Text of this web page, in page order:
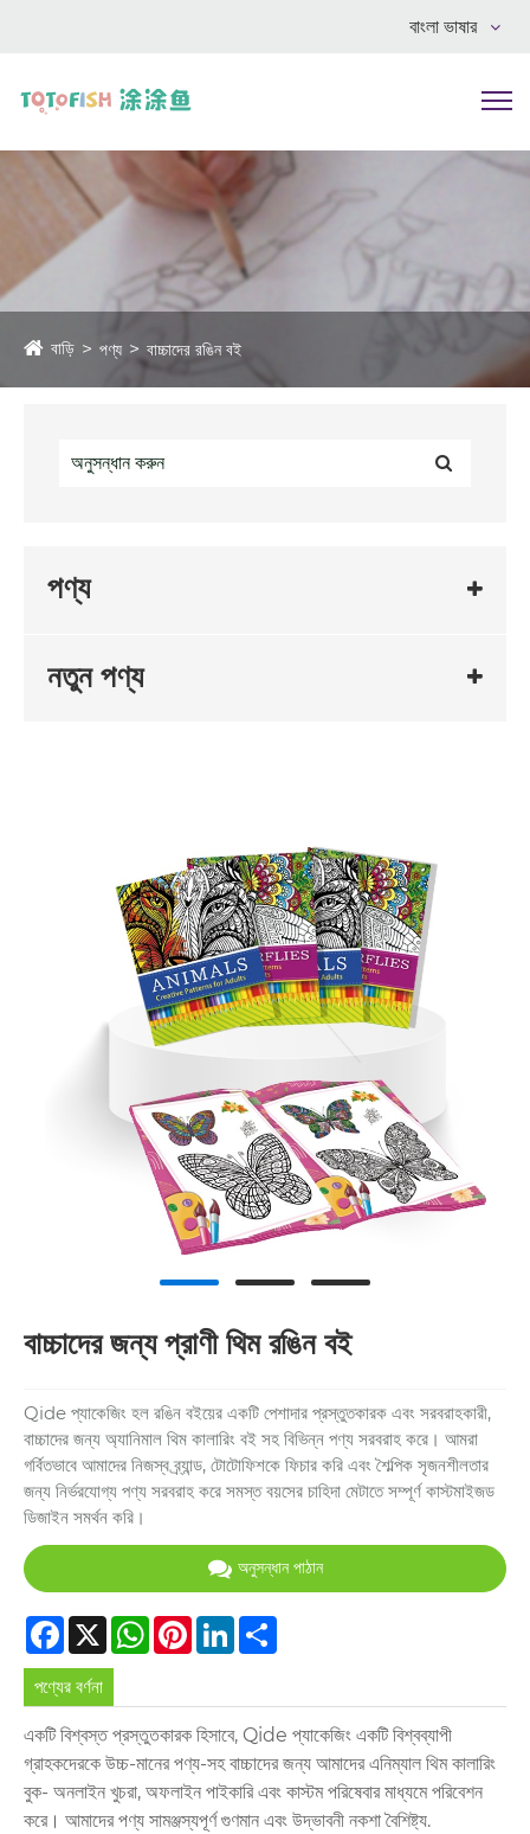
বাংলা ভাষার
বাড়ি পণ্য বাচ্চাদের রঙিন বই
পণ্য
নতুন পণ্য
বাচ্চাদের জন্য প্রাণী থিম রঙিন বই
Qide প্যাকেজিং হল রঙিন বইয়ের একটি পেশাদার প্রস্তুতকারক এবং সরবরাহকারী,
বাচ্চাদের জন্য অ্যানিমাল থিম কালারিং বই সহ বিভিন্ন পণ্য সরবরাহ করে। আমরা
গর্বিতভাবে আমাদের নিজস্ব ব্র্যান্ড, টোটোফিশকে ফিচার করি এবং শৈল্পিক সৃজনশীলতার
জন্য নির্ভরযোগ্য পণ্য সরবরাহ করে সমস্ত বয়সের চাহিদা মেটাতে সম্পূর্ণ কাস্টমাইজড
ডিজাইন সমর্থন করি।
অনুসন্ধান পাঠান
Facebook
X WhatsApp
PinterestLinkedIn
পণ্যের বর্ণনা
একটি বিশ্বস্ত প্রস্তুতকারক হিসাবে, Qide প্যাকেজিং একটি বিশ্বব্যাপী
গ্রাহকদেরকে উচ্চ-মানের পণ্য-সহ বাচ্চাদের জন্য আমাদের এনিম্যাল থিম কালারিং
বুক- অনলাইন খুচরা, অফলাইন পাইকারি এবং কাস্টম পরিষেবার মাধ্যমে পরিবেশন
করে। আমাদের পণ্য সামঞ্জস্যপূর্ণ গুণমান এবং উদ্ভাবনী নকশা বৈশিষ্ট্য.